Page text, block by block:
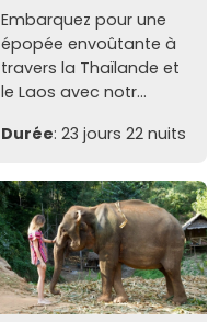
Embarquez pour une
épopée envoûtante à
travers la Thaïlande et
le Laos avec notr...
Durée: 23 jours 22 nuits